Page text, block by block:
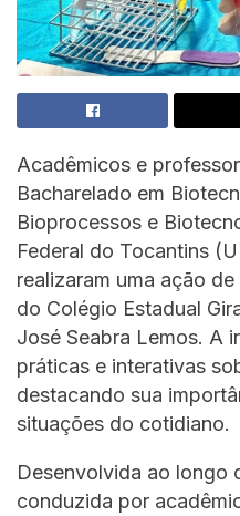
Acadêmicos e
Bacharelado em
Bioprocessos e
Federal do Tocantins
realizaram uma ação
do Colégio Estadual
José Seabra Lemos. A
práticas e interativas
destacando sua
situações do cotidiano.
Desenvolvida ao longo
conduzida por